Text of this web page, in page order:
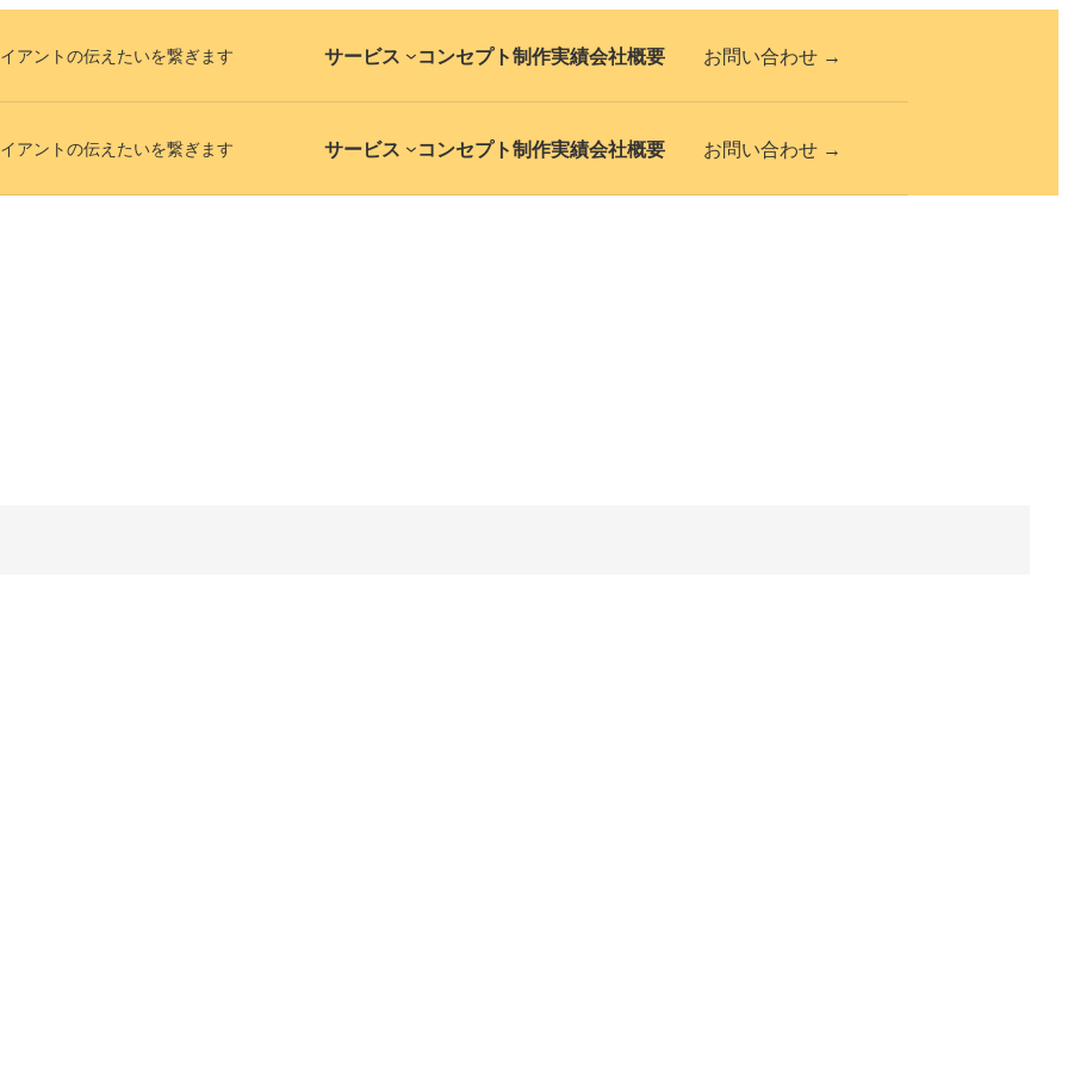
アントの伝えたいを繋ぎます サービス コンセプト制作実績会社概要 お問い合わせ →
アントの伝えたいを繋ぎます サービス コンセプト制作実績会社概要 お問い合わせ →